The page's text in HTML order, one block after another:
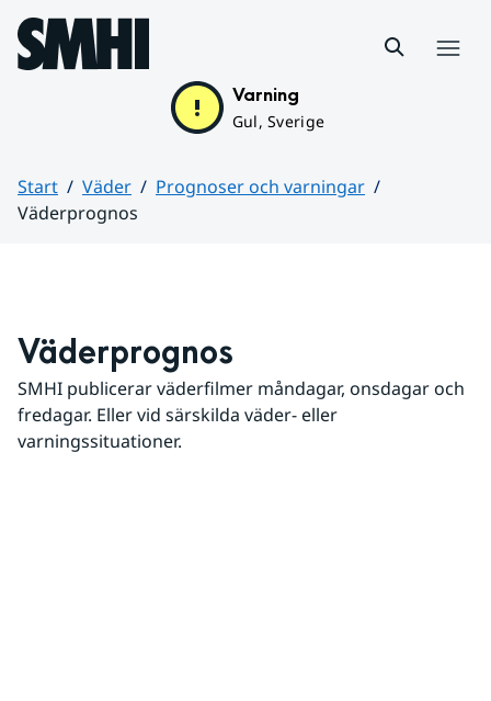
Hoppa till sidans innehåll
Varning
Gul, Sverige
Start Väder
Prognoser och varningar
Väderprognos
Väderprognos
SMHI publicerar väderfilmer måndagar, onsdagar och
fredagar. Eller vid särskilda väder- eller
varningssituationer.